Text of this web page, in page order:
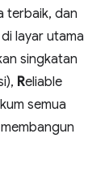
terbaik, dan
layar utama
singkatan
Reliable
semua